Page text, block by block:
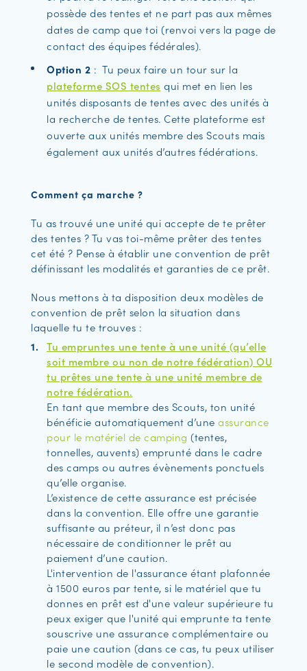
possède des tentes et ne part pas aux mêmes
dates de camp que toi (renvoi vers la page de
contact des équipes fédérales).
Option 2 : Tu peux faire un tour sur la
plateforme SOS tentes qui met en lien les
unités disposants de tentes avec des unités à
la recherche de tentes. Cette plateforme est
ouverte aux unités membre des Scouts mais
également aux unités d’autres fédérations.
Comment ça marche ?
Tu as trouvé une unité qui accepte de te prêter
des tentes ? Tu vas toi-même prêter des tentes
cet été ? Pense à établir une convention de prêt
définissant les modalités et garanties de ce prêt.
Nous mettons à ta disposition deux modèles de
convention de prêt selon la situation dans
laquelle tu te trouves :
Tu empruntes une tente à une unité (qu’elle
soit membre ou non de notre fédération) OU
tu prêtes une tente à une unité membre de
notre fédération.
En tant que membre des Scouts, ton unité
bénéficie automatiquement d’une assurance
pour le matériel de camping (tentes,
tonnelles, auvents) emprunté dans le cadre
des camps ou autres évènements ponctuels
qu’elle organise.
L’existence de cette assurance est précisée
dans la convention. Elle offre une garantie
suffisante au préteur, il n’est donc pas
nécessaire de conditionner le prêt au
paiement d’une caution.
L'intervention de l'assurance étant plafonnée
à 1500 euros par tente, si le matériel que tu
donnes en prêt est d'une valeur supérieure tu
peux exiger que l'unité qui emprunte ta tente
souscrive une assurance complémentaire ou
paie une caution (dans ce cas, tu peux utiliser
le second modèle de convention).